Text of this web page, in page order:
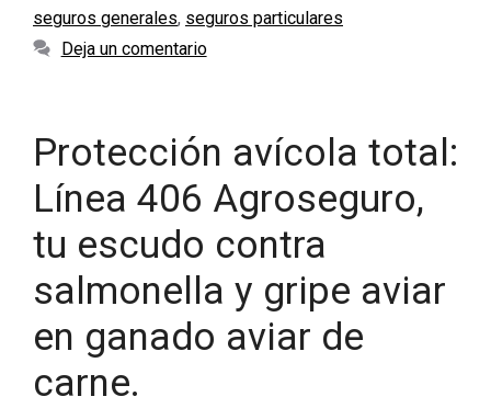
seguros generales, seguros particulares
Deja un comentario
Protección avícola total:
Línea 406 Agroseguro,
tu escudo contra
salmonella y gripe aviar
en ganado aviar de
carne.